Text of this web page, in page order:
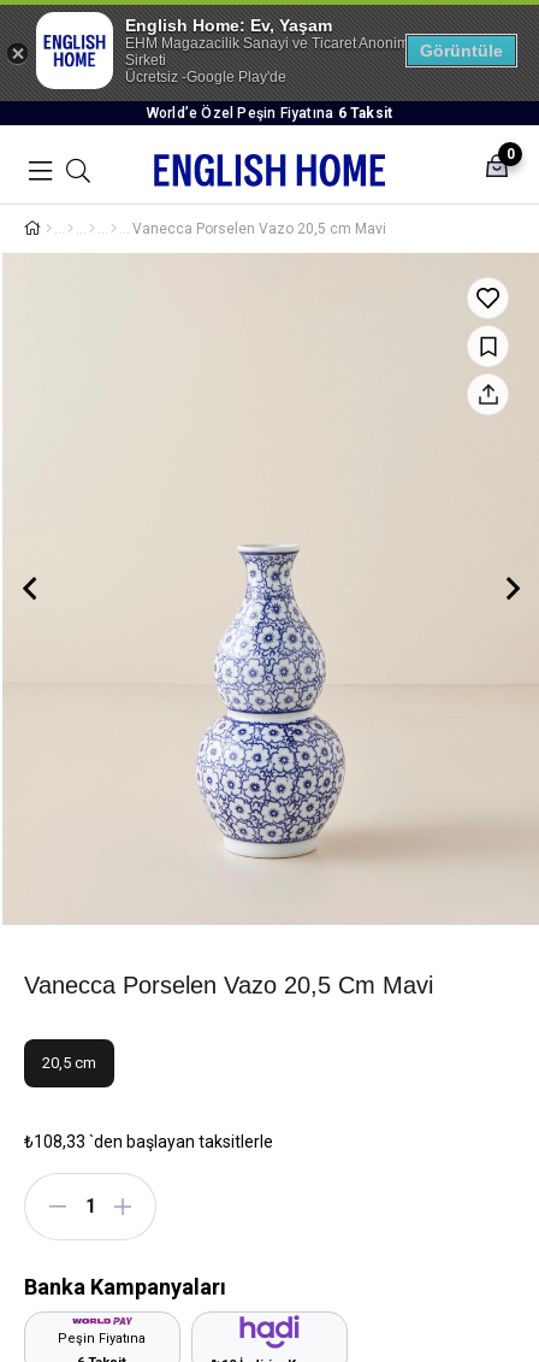
World’e Özel Peşin Fiyatına 6 Taksit
0
Vanecca Porselen Vazo 20,5 cm Mavi
Vanecca Porselen Vazo 20,5 Cm Mavi
20,5 cm
₺108,33 `den başlayan taksitlerle
Banka Kampanyaları
Peşin Fiyatına
English Home: Ev, Yaşam
EHM Magazacilik Sanayi ve Ticaret Anonim
Sirketi
Ücretsiz -Google Play'de
Görüntüle